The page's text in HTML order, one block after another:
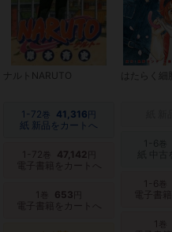
ナルトNARUTO
1-72巻 41,316 円
紙 新品をカートへ
1-72 47,142
電子書籍をカートへ
1 653
電子書籍をカートへ
はたらく細
1-6
紙 中
1-6
電子書
1